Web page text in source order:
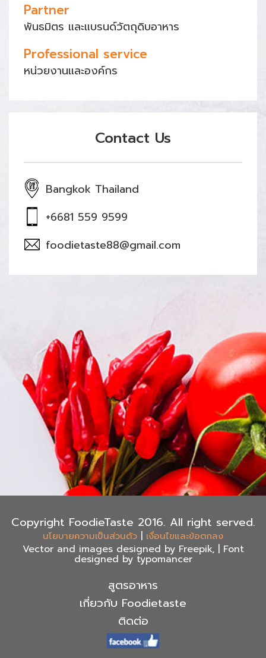
Partner
พันธมิตร และแบรนด์วัตถุดิบอาหาร
Professional service
หน่วยงานและองค์กร
Contact Us
Bangkok Thailand
+6681 559 9599
foodietaste88@gmail.com
Copyright FoodieTaste 2016. All right served.
นโยบายความเป็นส่วนตัว เงื่อนไขและข้อตกลง
Vector and images designed by Freepik, | Font
designed by typomancer
สูตรอาหาร
เกี่ยวกับ Foodietaste
ติดต่อ